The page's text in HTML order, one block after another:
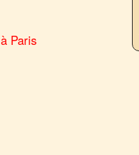
Paris